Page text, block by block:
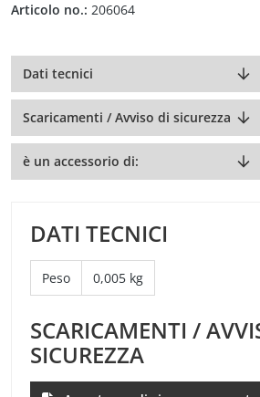
Articolo no.: 206064
Dati tecnici
Scaricamenti / Avviso di sicurezza
è un accessorio di:
DATI TECNICI
Peso 0,005 kg
SCARICAMENTI /
SICUREZZA